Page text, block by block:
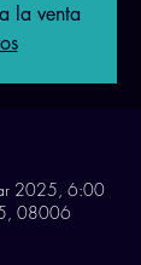
la venta
2025, 6:00
08006